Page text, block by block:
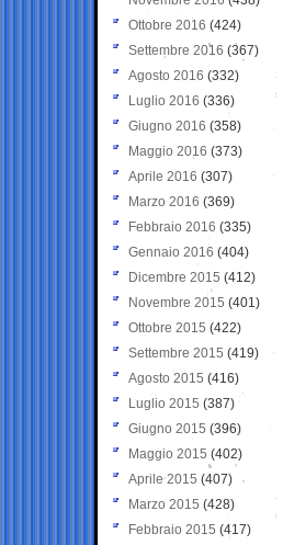
Ottobre 2016 (424)
Settembre 2016 (367)
Agosto 2016 (332)
Luglio 2016 (336)
Giugno 2016 (358)
Maggio 2016 (373)
Aprile 2016 (307)
Marzo 2016 (369)
Febbraio 2016 (335)
Gennaio 2016 (404)
Dicembre 2015 (412)
Novembre 2015 (401)
Ottobre 2015 (422)
Settembre 2015 (419)
Agosto 2015 (416)
Luglio 2015 (387)
Giugno 2015 (396)
Maggio 2015 (402)
Aprile 2015 (407)
Marzo 2015 (428)
Febbraio 2015 (417)